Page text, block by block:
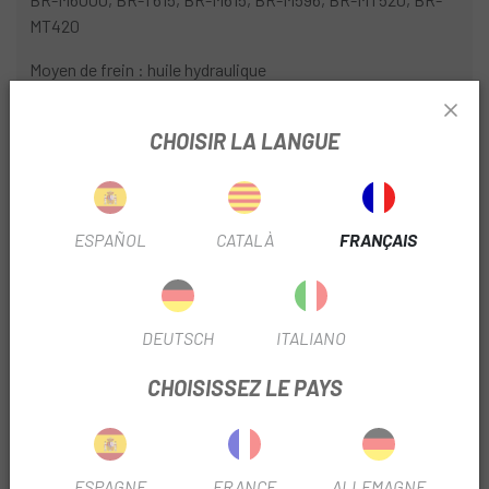
MT420
Moyen de frein : huile hydraulique
Longueur : 100 cm, 170 cm ou 200 cm
Couleur de la conduite de frein : noir
Poids approximatif : 40g (1700mm)
1x conduite de frein
2 broches d'insertion
CHOISIR LA LANGUE
ESPAÑOL CATALÀ FRANÇAIS
DEUTSCH ITALIANO
CHOISISSEZ LE PAYS